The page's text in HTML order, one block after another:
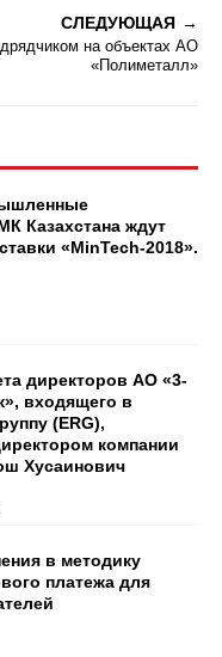
СЛЕДУЮЩАЯ
на объектах АО
«Полиметалл»
Казахстана ждут
«MinTech-2018».
директоров АО «3-
входящего в
(ERG),
компании
Хусаинович
в методику
платежа для